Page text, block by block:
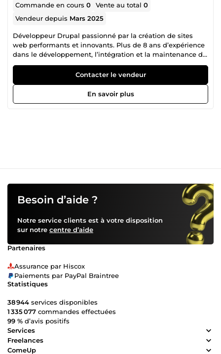
Commande en cours0 Vente au total0
Vendeur depuis Mars 2025
Développeur Drupal passionné par la création de sites
web performants et innovants. Plus de 8 ans d’expérience
dans le développement, l’intégration et la maintenance de
sites web avec Drupal 7, 8 et 10. Compétences avancées en
PHP, HTML, CSS, JavaScript, WordPress et Magento.
Réalisations marquantes : refonte du site en wordpress et
drupal , développement d’une application web pour les
tests pratiques dans un centre de formation(Digitalisation
Contacter le vendeur
En savoir plus
Besoin d’aide ?
Notre service clients est à votre disposition
sur notre centre d’aide
Partenaires
Assurance par Hiscox
Paiements par PayPal Braintree
Statistiques
38 944 services disponibles
1 335 077 commandes effectuées
99 % d’avis positifs
Services
Freelances
ComeUp